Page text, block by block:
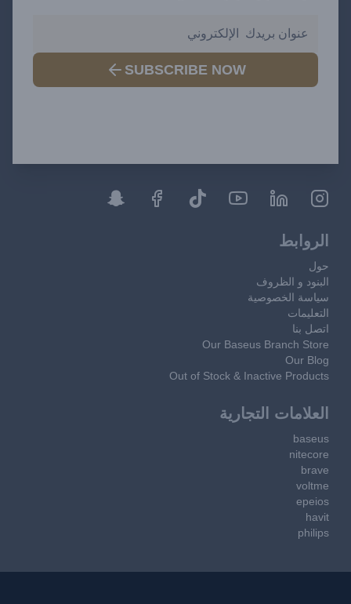
SUBSCRIBE NOW
الروابط
حول
البنود و الظروف
سياسة الخصوصية
التعليمات
اتصل بنا
Our Baseus Branch Store
Our Blog
Out of Stock & Inactive Products
العلامات التجارية
baseus
nitecore
brave
voltme
epeios
havit
philips